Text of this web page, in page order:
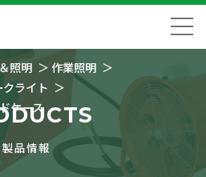
照明
作業照明
クライト
ケース
製品情報